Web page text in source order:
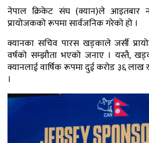
नेपाल क्रिकेट संघ (क्यान)ले आइतबार
प्रायोजकको रूपमा सार्वजनिक गरेको हो ।
क्यानका सचिव पारस खड्काले जर्सी
वर्षको सम्झौता भएको जनाए । यस्तै,
क्यानलाई वार्षिक रूपमा दुई करोड ३६ लाख
।